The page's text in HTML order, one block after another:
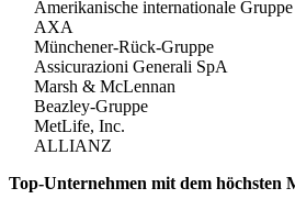
Amerikanische internationale Gruppe
AXA
Münchener-Rück-Gruppe
Assicurazioni Generali SpA
Marsh & McLennan
Beazley-Gruppe
MetLife, Inc.
ALLIANZ
Top-Unternehmen mit dem höchsten